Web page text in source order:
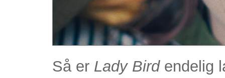
Så er Lady Birdendelig